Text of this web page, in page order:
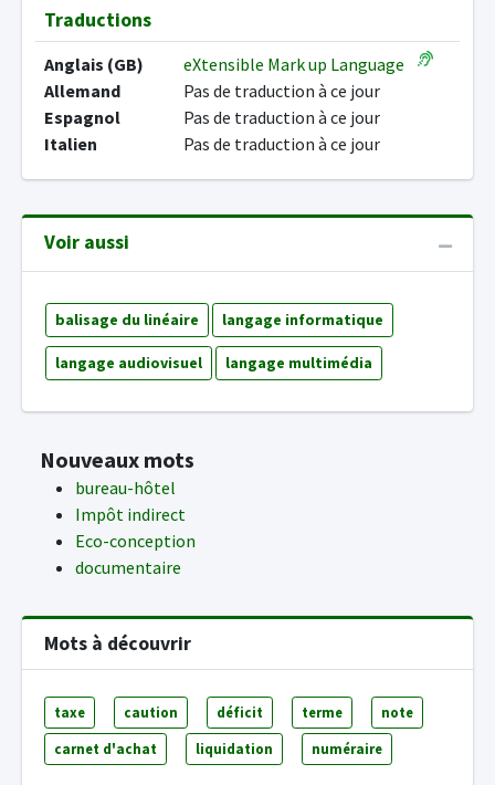
Traductions
Anglais (GB)
eXtensible Mark up Language
Allemand
Pas de traduction à ce jour
Espagnol
Pas de traduction à ce jour
Italien
Pas de traduction à ce jour
Voir aussi
balisage du linéaire langage informatique
langage audiovisuel langage multimédia
Nouveaux mots
bureau-hôtel
Impôt indirect
Eco-conception
documentaire
Mots à découvrir
taxe caution déficit terme note
carnet d'achat liquidation numéraire